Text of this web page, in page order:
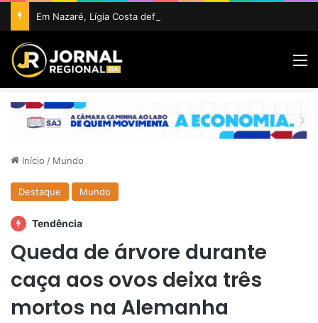
Início / Mundo
Destaque Mundo
Tendência
Queda de árvore durante
caça aos ovos deixa três
mortos na Alemanha